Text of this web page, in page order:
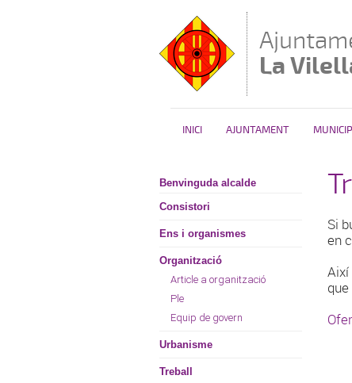
La
INICI AJUNTAMENT
Benvinguda alcalde
Consistori
Ens i organismes
Organització
Article a organització
Ple
Equip de govern
Urbanisme
Treball
Si
en
Així